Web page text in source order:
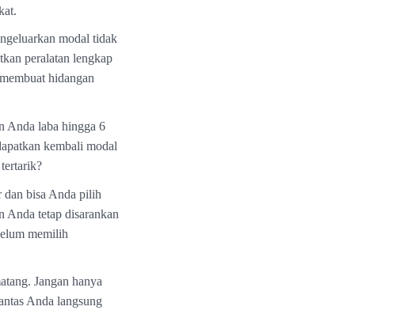
modal tidak
peralatan lengkap
hidangan
Anda laba hingga 6
kembali modal
dan bisa Anda pilih
Anda tetap disarankan
memilih
Jangan hanya
Anda langsung